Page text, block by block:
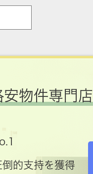
物件専門店
的支持を獲得